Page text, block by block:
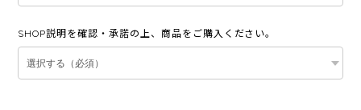
SHOP説明を確認・承諾の上、商品をご購入ください。